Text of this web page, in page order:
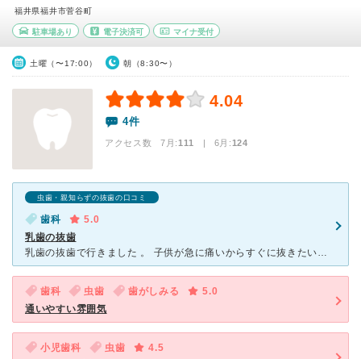
福井県福井市菅谷町
駐車場あり 電子決済可 マイナ受付
土曜（〜17:00） 朝（8:30〜）
4.04
4件
アクセス数 7月:111 | 6月:124
虫歯・親知らずの抜歯の口コミ
歯科
5.0
乳歯の抜歯
乳歯の抜歯で行きました 。 子供が急に痛いからすぐに抜きたいと言ってきました。 電話して本日の受診は可能でしょうか？との問い合わせに対して、丁寧に対応していただけました。 予約で一杯ですが、何
歯科 虫歯 歯がしみる
5.0
通いやすい雰囲気
小児歯科 虫歯
4.5